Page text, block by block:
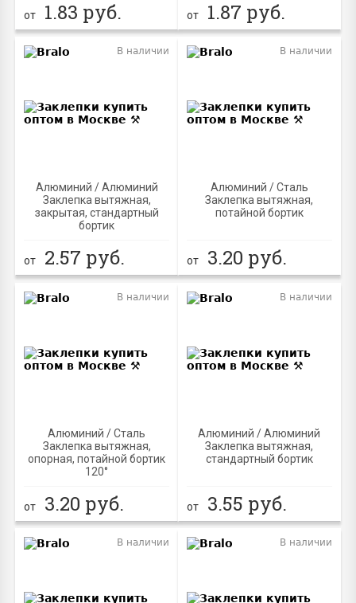
от 1.83 руб. от 1.87 руб.
Алюминий / Алюминий
Заклепка вытяжная,
закрытая, стандартный
бортик
В наличии
от 2.57 руб.
Алюминий / Сталь
Заклепка вытяжная,
потайной бортик
В наличии
от 3.20 руб.
Алюминий / Сталь
Заклепка вытяжная,
опорная, потайной бортик
120°
В наличии
от 3.20 руб.
Алюминий / Алюминий
Заклепка вытяжная,
стандартный бортик
В наличии
от 3.55 руб.
В наличии В наличии